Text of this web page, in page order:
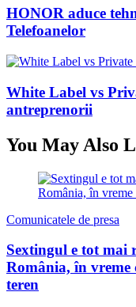
HONOR aduce
Telefoanelor
White Label vs
antreprenorii
You May Also
Comunicatele de presa
Sextingul e tot
România, în vreme
teren